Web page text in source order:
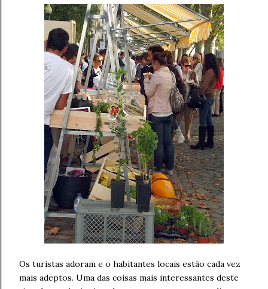
Os turistas adoram e o habitantes locais estão cada vez
mais adeptos. Uma das coisas mais interessantes deste